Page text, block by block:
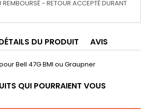
REMBOURSÉ - RETOUR ACCEPTÉ DURANT
DU PRODUIT AVIS
Bell 47G BMI ou Graupner
QUI POURRAIENT VOUS